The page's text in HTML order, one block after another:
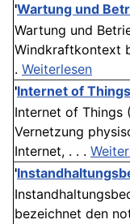
'Wartung und
Wartung und
Windkraftkontext
. Weiterlesen
'Internet of Things
Internet of Things
Vernetzung
Internet, . . .
'
bezeichnet den